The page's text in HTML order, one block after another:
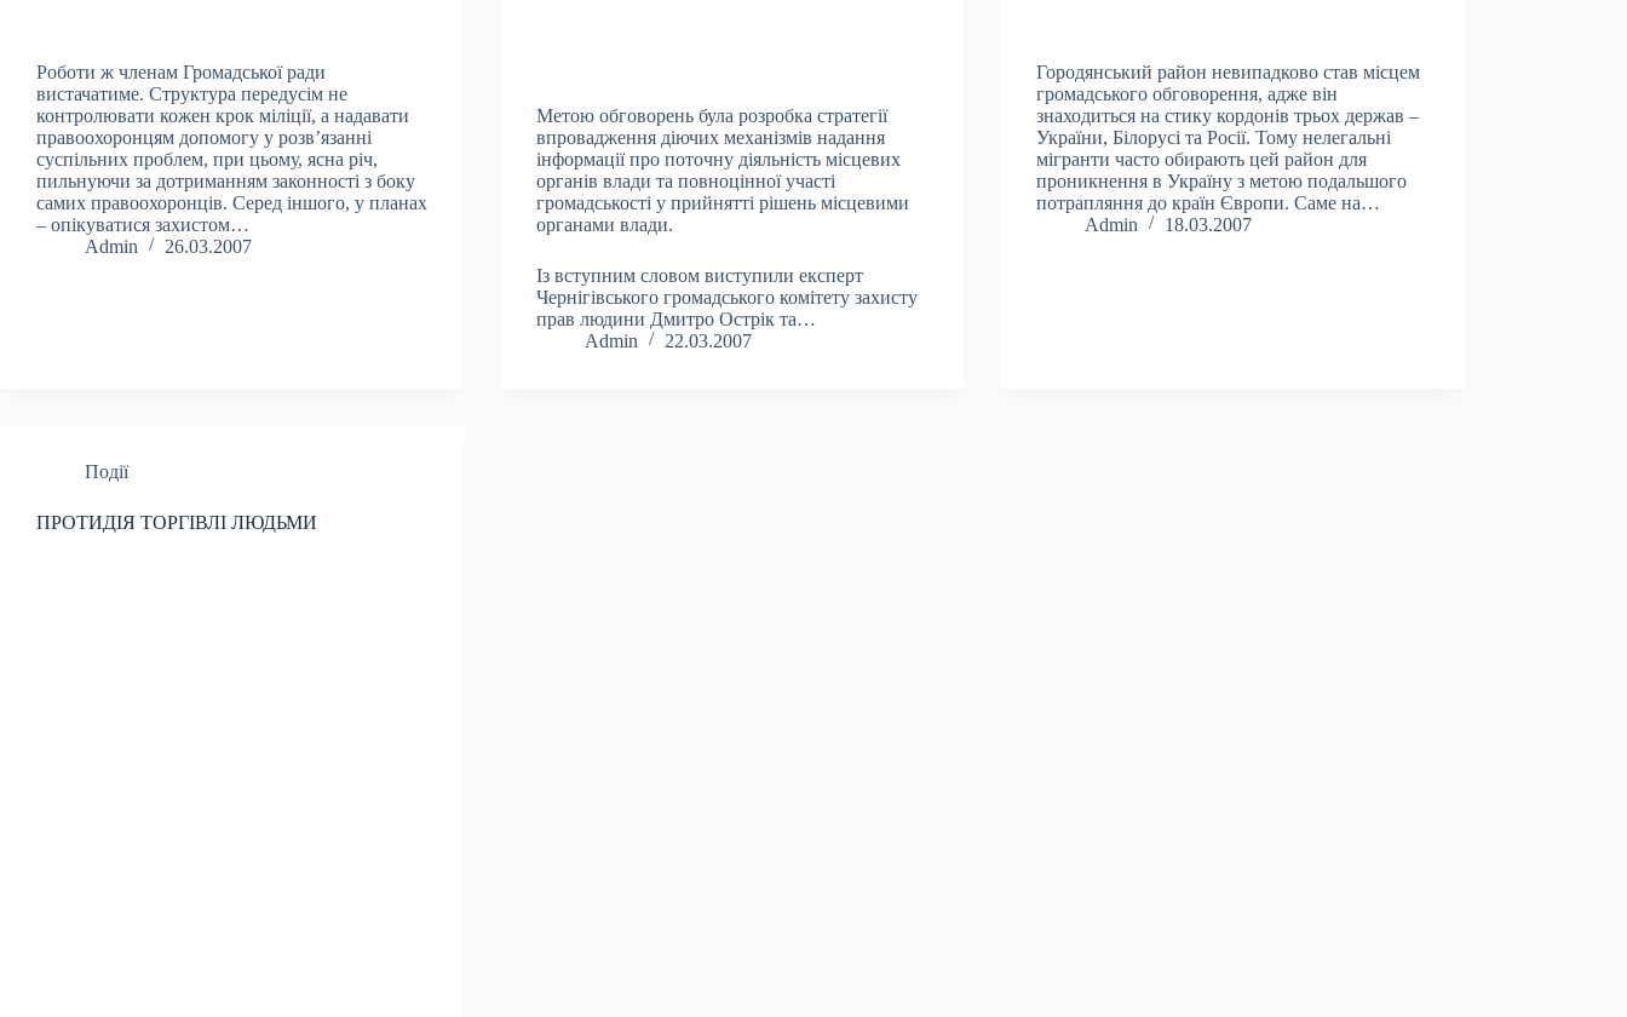
Роботи ж членам Громадської ради
вистачатиме. Структура передусім не
контролювати кожен крок міліції, а надавати
правоохоронцям допомогу у розв’язанні
суспільних проблем, при цьому, ясна річ,
пильнуючи за дотриманням законності з боку
самих правоохоронців. Серед іншого, у планах
– опікуватися захистом…
Admin
26.03.2007
Метою обговорень була розробка стратегії
впровадження діючих механізмів надання
інформації про поточну діяльність місцевих
органів влади та повноцінної участі
громадськості у прийнятті рішень місцевими
органами влади.
Із вступним словом виступили експерт
Чернігівського громадського комітету захисту
прав людини Дмитро Острік та…
Admin
22.03.2007
Городянський район невипадково став місцем
громадського обговорення, адже він
знаходиться на стику кордонів трьох держав –
України, Білорусі та Росії. Тому нелегальні
мігранти часто обирають цей район для
проникнення в Україну з метою подальшого
потрапляння до країн Європи. Саме на…
Admin
18.03.2007
Події
ПРОТИДІЯ ТОРГІВЛІ ЛЮДЬМИ